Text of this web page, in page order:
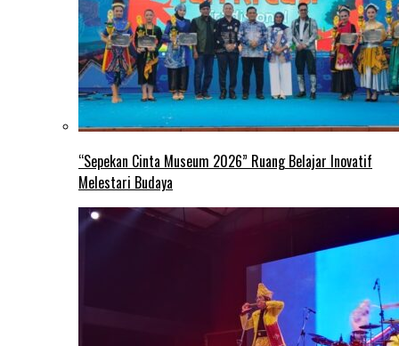
“Sepekan Cinta Museum 2026” Ruang Belajar Inovatif
Melestari Budaya